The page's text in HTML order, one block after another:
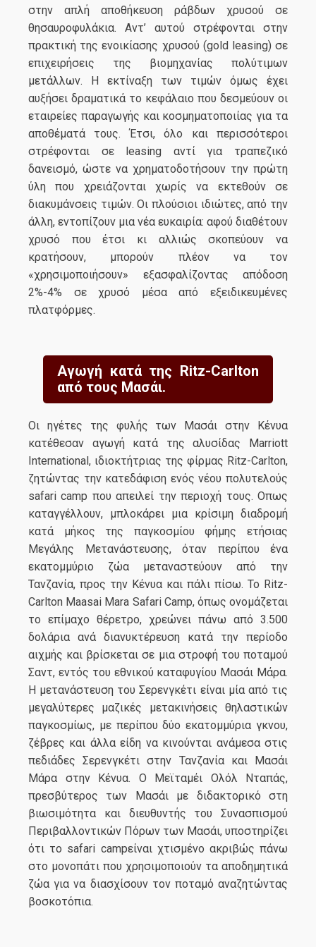
στην απλή αποθήκευση ράβδων χρυσού σε
θησαυροφυλάκια. Αντ’ αυτού στρέφονται στην
πρακτική της ενοικίασης χρυσού (gold leasing) σε
επιχειρήσεις της βιομηχανίας πολύτιμων
μετάλλων. Η εκτίναξη των τιμών όμως έχει
αυξήσει δραματικά το κεφάλαιο που δεσμεύουν οι
εταιρείες παραγωγής και κοσμηματοποιίας για τα
αποθέματά τους. Έτσι, όλο και περισσότεροι
στρέφονται σε leasing αντί για τραπεζικό
δανεισμό, ώστε να χρηματοδοτήσουν την πρώτη
ύλη που χρειάζονται χωρίς να εκτεθούν σε
διακυμάνσεις τιμών. Οι πλούσιοι ιδιώτες, από την
άλλη, εντοπίζουν μια νέα ευκαιρία: αφού διαθέτουν
χρυσό που έτσι κι αλλιώς σκοπεύουν να
κρατήσουν, μπορούν πλέον να τον
«χρησιμοποιήσουν» εξασφαλίζοντας απόδοση
2%-4% σε χρυσό μέσα από εξειδικευμένες
πλατφόρμες.
Αγωγή κατά της Ritz-Carlton
από τους Μασάι.
Οι ηγέτες της φυλής των Μασάι στην Κένυα
κατέθεσαν αγωγή κατά της αλυσίδας Marriott
International, ιδιοκτήτριας της φίρμας Ritz-Carlton,
ζητώντας την κατεδάφιση ενός νέου πολυτελούς
safari camp που απειλεί την περιοχή τους. Οπως
καταγγέλλουν, μπλοκάρει μια κρίσιμη διαδρομή
κατά μήκος της παγκοσμίου φήμης ετήσιας
Μεγάλης Μετανάστευσης, όταν περίπου ένα
εκατομμύριο ζώα μεταναστεύουν από την
Τανζανία, προς την Κένυα και πάλι πίσω. Το Ritz-
Carlton Maasai Mara Safari Camp, όπως ονομάζεται
το επίμαχο θέρετρο, χρεώνει πάνω από 3.500
δολάρια ανά διανυκτέρευση κατά την περίοδο
αιχμής και βρίσκεται σε μια στροφή του ποταμού
Σαντ, εντός του εθνικού καταφυγίου Μασάι Μάρα.
Η μετανάστευση του Σερενγκέτι είναι μία από τις
μεγαλύτερες μαζικές μετακινήσεις θηλαστικών
παγκοσμίως, με περίπου δύο εκατομμύρια γκνου,
ζέβρες και άλλα είδη να κινούνται ανάμεσα στις
πεδιάδες Σερενγκέτι στην Τανζανία και Μασάι
Μάρα στην Κένυα. Ο Mεϊταμέι Oλόλ Νταπάς,
πρεσβύτερος των Μασάι με διδακτορικό στη
βιωσιμότητα και διευθυντής του Συνασπισμού
Περιβαλλοντικών Πόρων των Μασάι, υποστηρίζει
ότι το safari campείναι χτισμένο ακριβώς πάνω
στο μονοπάτι που χρησιμοποιούν τα αποδημητικά
ζώα για να διασχίσουν τον ποταμό αναζητώντας
βοσκοτόπια.